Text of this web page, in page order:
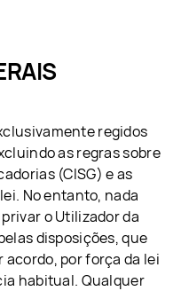
regidos
as regras sobre
(CISG) e as
No entanto, nada
o Utilizador da
disposições, que
acordo, por força da lei
habitual. Qualquer